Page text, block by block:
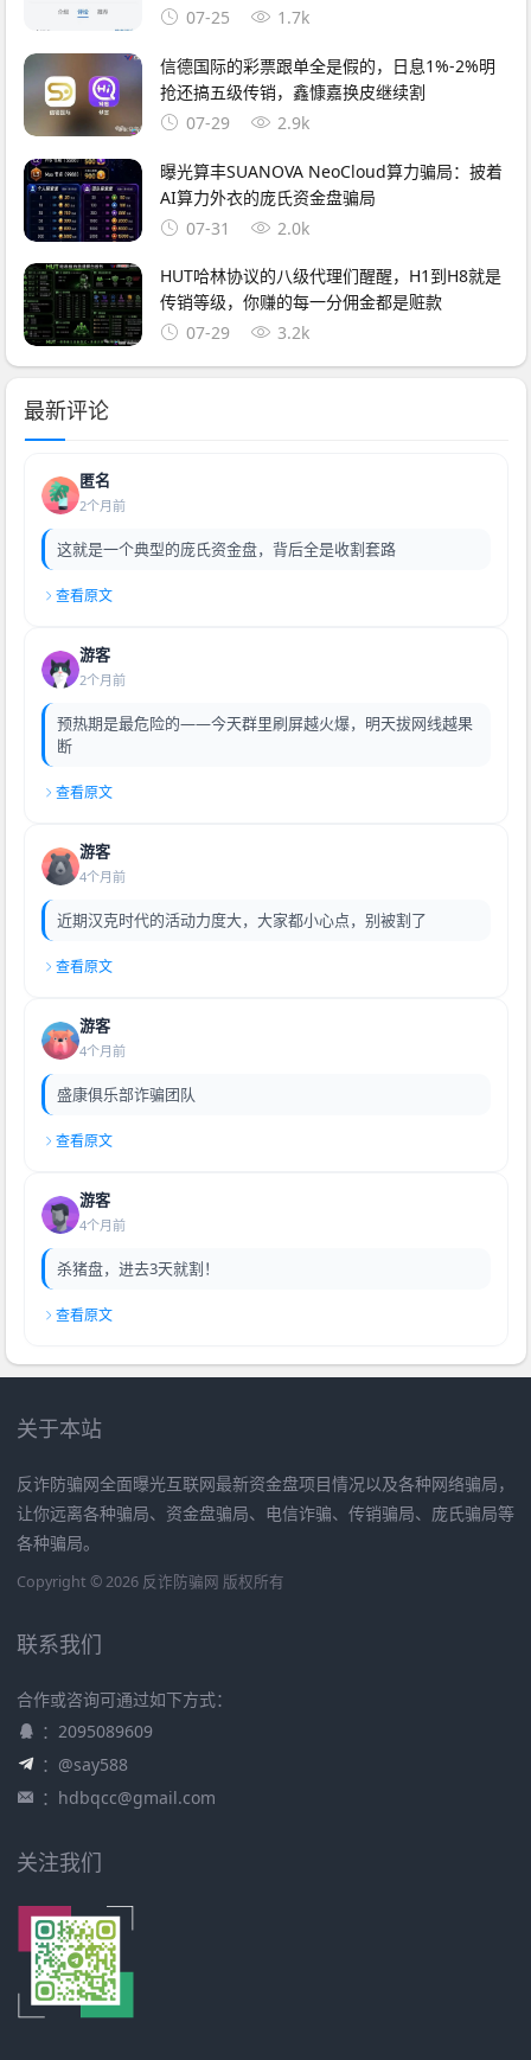
单割封号——智航智引怎么崩的，它就怎么崩
07-25 1.7k
信德国际的彩票跟单全是假的，日息1%-2%明
抢还搞五级传销，鑫慷嘉换皮继续割
07-29
2.9k
曝光算丰SUANOVA NeoCloud算力骗局：披着
AI算力外衣的庞氏资金盘骗局
07-31
2.0k
HUT哈林协议的八级代理们醒醒，H1到H8就是
传销等级，你赚的每一分佣金都是赃款
07-29
3.2k
最新评论
匿名
2个月前
这就是一个典型的庞氏资金盘，背后全是收割套路
查看原文
游客
2个月前
预热期是最危险的——今天群里刷屏越火爆，明天拔网线越果
断
查看原文
游客
4个月前
近期汉克时代的活动力度大，大家都小心点，别被割了
查看原文
游客
4个月前
盛康俱乐部诈骗团队
查看原文
游客
4个月前
杀猪盘，进去3天就割！
查看原文
关于本站
反诈防骗网全面曝光互联网最新资金盘项目情况以及各种网络骗局，
让你远离各种骗局、资金盘骗局、电信诈骗、传销骗局、庞氏骗局等
各种骗局。
Copyright © 2026 反诈防骗网 版权所有
联系我们
合作或咨询可通过如下方式：
：2095089609
：@say588
： hdbqcc@gmail.com
关注我们